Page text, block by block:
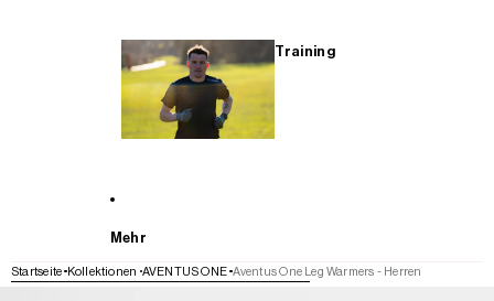
Training
Mehr
Startseite Kollektionen AVENTUS ONE Aventus One Leg Warmers - Herren
WEITER ZU DEN PRODUKTINFORMATIONEN